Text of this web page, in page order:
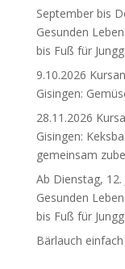
September bis
Gesunden
bis Fuß für
9.10.2026
Gisingen:
28.11.2026
Gisingen:
gemeinsam
Ab Dienstag,
Gesunden
bis Fuß für
Bärlauch